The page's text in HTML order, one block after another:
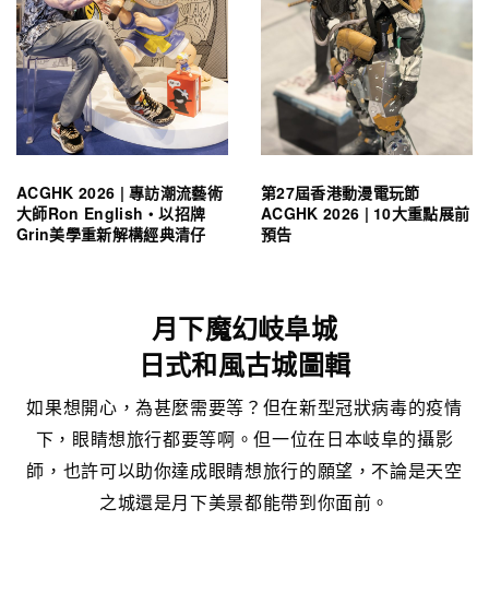
ACGHK 2026 | 專訪潮流藝術
大師Ron English・以招牌
Grin美學重新解構經典清仔
第27屆香港動漫電玩節
ACGHK 2026 | 10大重點展前
預告
月下魔幻岐阜城
日式和風古城圖輯
如果想開心，為甚麼需要等？但在新型冠狀病毒的疫情
下，眼睛想旅行都要等啊。但一位在日本岐阜的攝影
師，也許可以助你達成眼睛想旅行的願望，不論是天空
之城還是月下美景都能帶到你面前。